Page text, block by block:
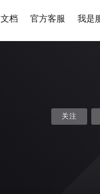
文档 官方客服 我是
关注